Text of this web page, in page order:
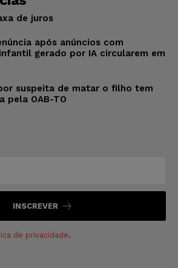
de juros
após anúncios com
gerado por IA circularem em
suspeita de matar o filho tem
pela OAB-TO
INSCREVER
de privacidade.